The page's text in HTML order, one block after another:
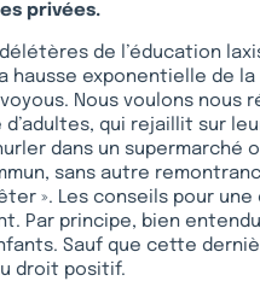
privées.
de l’éducation
hausse exponentielle de
Nous voulons nous
qui rejaillit sur
dans un supermarché
sans autre
». Les conseils pour
Par principe, bien
Sauf que cette
droit positif.